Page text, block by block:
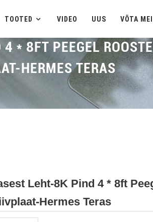
TOOTED VIDEO UUS VÕTA
* 8FT PEEGEL
HERMES TERAS
Leht-8K Pind 4 * 8ft
Hermes Teras